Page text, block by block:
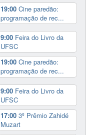
19:00Cine paredão:
programação de rec...
9:00 Feira do Livro da
UFSC
19:00Cine paredão:
programação de rec...
9:00 Feira do Livro da
UFSC
17:003º Prêmio Zahidé
Muzart